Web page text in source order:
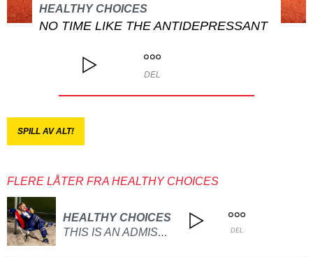
HEALTHY CHOICES
NO TIME LIKE THE ANTIDEPRESSANT
DEL
SPILL AV ALT!
FLERE LÅTER FRA HEALTHY CHOICES
HEALTHY CHOICES
THIS IS AN ADMISSION (NOT A CRY FOR HELP) DEL